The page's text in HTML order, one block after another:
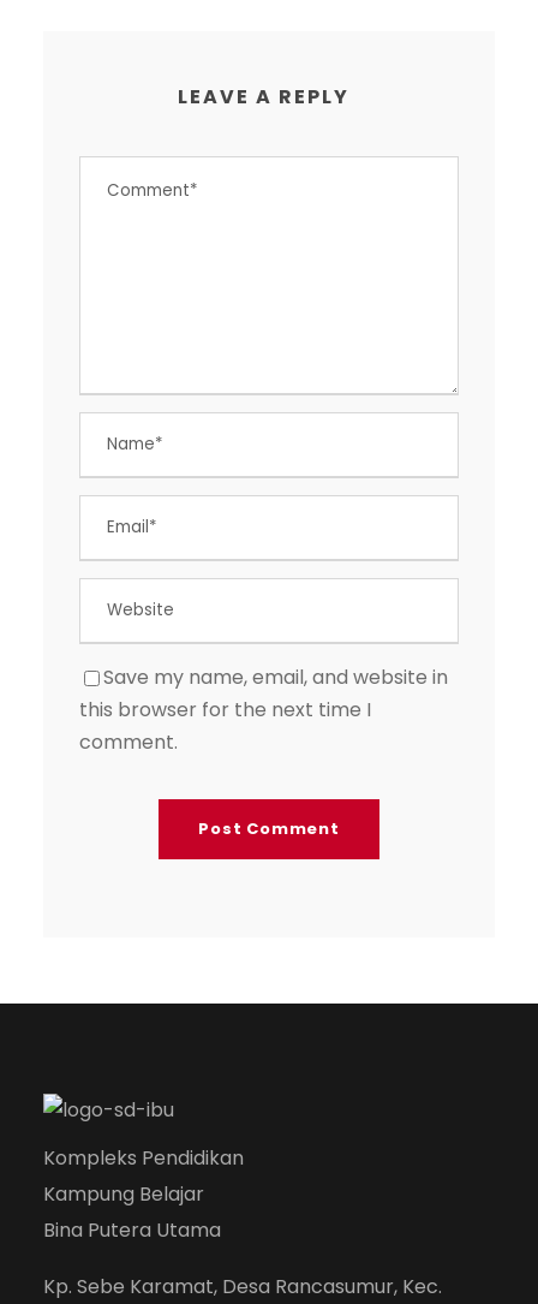
LEAVE A REPLY
Save my name, email, and website in
this browser for the next time I
comment.
Kompleks Pendidikan
Kampung Belajar
Bina Putera Utama
Kp. Sebe Karamat, Desa Rancasumur, Kec.